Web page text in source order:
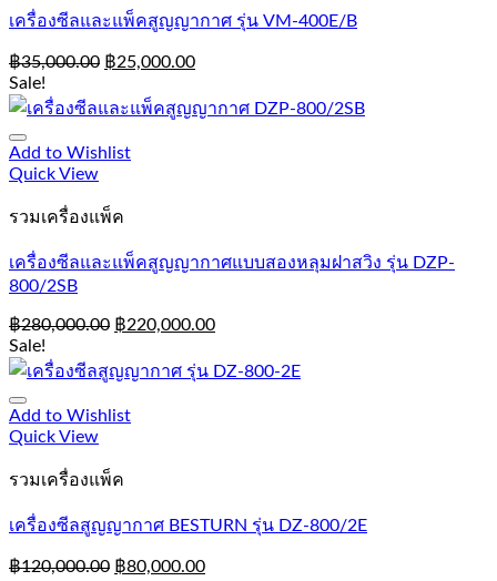
เครื่องซีลและแพ็คสูญญากาศ รุ่น VM-400E/B
฿35,000.00 ฿25,000.00
Sale!
Add to Wishlist
Quick View
รวมเครื่องแพ็ค
เครื่องซีลและแพ็คสูญญากาศแบบสองหลุมฝาสวิง รุ่น DZP-
800/2SB
฿280,000.00 ฿220,000.00
Sale!
Add to Wishlist
Quick View
รวมเครื่องแพ็ค
เครื่องซีลสูญญากาศ BESTURN รุ่น DZ-800/2E
฿120,000.00 ฿80,000.00